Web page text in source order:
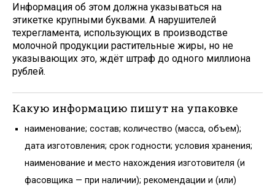
Информация об этом должна указываться на
этикетке крупными буквами. А нарушителей
техрегламента, использующих в производстве
молочной продукции растительные жиры, но не
указывающих это, ждёт штраф до одного миллиона
рублей.
Какую информацию пишут на упаковке
наименование; состав; количество (масса, объем);
дата изготовления; срок годности; условия хранения;
наименование и место нахождения изготовителя (и
фасовщика — при наличии); рекомендации и (или)